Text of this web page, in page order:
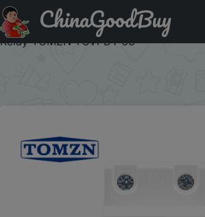
Акция на: TOMZN Din Rail 60A 230V
Voltage and Under Voltage Protective
Relay TOMZN TOVPD1-63
ChinaGoodBuy